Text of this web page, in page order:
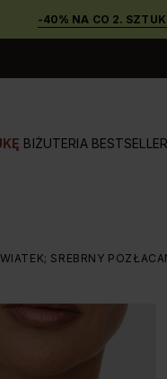
-40% NA CO 2.
BIŻUTERIA
SREBRNY